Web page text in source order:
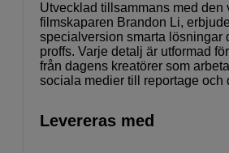
Utvecklad tillsammans med den
filmskaparen Brandon Li,
specialversion smarta lösningar
proffs. Varje detalj är utformad
från dagens kreatörer som
sociala medier till reportage och
Levereras med